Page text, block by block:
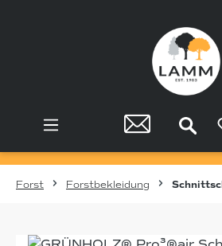
Forst Forstbekleidung